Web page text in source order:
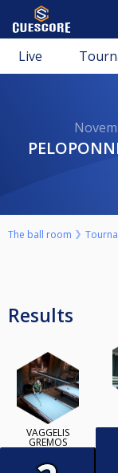
Live
The ball room
Results
VAGGELIS
GREMOS